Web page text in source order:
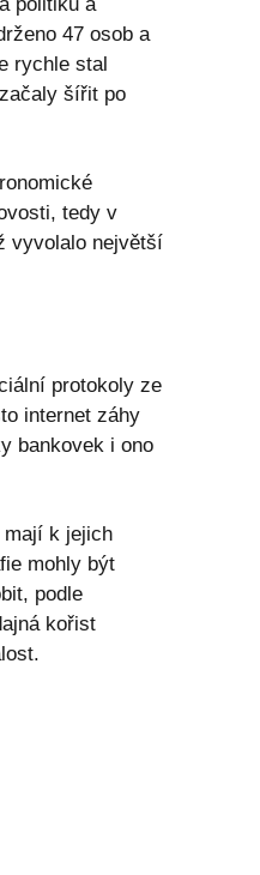
47 osob a
rychle stal
šířit po
tedy v
vyvolalo největší
protokoly ze
internet záhy
bankovek i ono
k jejich
mohly být
podle
kořist